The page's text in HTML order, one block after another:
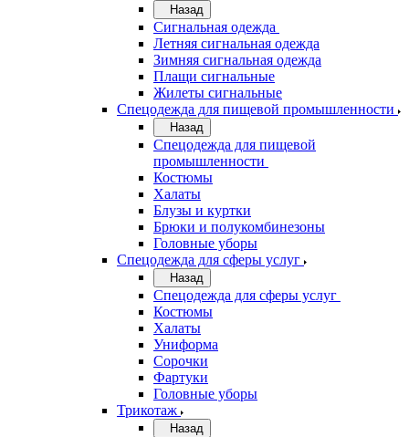
Назад
Сигнальная одежда
Летняя сигнальная одежда
Зимняя сигнальная одежда
Плащи сигнальные
Жилеты сигнальные
Спецодежда для пищевой промышленности
Назад
Спецодежда для пищевой
промышленности
Костюмы
Халаты
Блузы и куртки
Брюки и полукомбинезоны
Головные уборы
Спецодежда для сферы услуг
Назад
Спецодежда для сферы услуг
Костюмы
Халаты
Униформа
Сорочки
Фартуки
Головные уборы
Трикотаж
Назад